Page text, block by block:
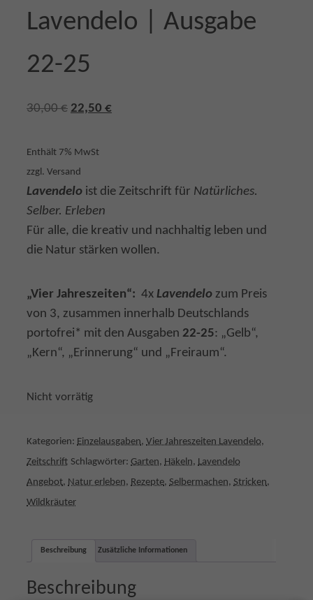
Lavendelo | Ausgabe
22-25
30,00€ U
s
r
ü
n
g
r
r
i
s
w
a
,
22,50 €
e
l
e
:
2
2
.
Enthält 7% MwSt
zzgl. Versand
Lavendelo ist die Zeitschrift für Natürliches.
Selber. Erleben
Für alle, die kreativ und nachhaltig leben und
die Natur stärken wollen.
„Vier Jahreszeiten“: 4x Lavendelo zum Preis
von 3, zusammen innerhalb Deutschlands
portofrei* mit den Ausgaben 22-25: „Gelb“,
„Kern“, „Erinnerung“ und „Freiraum“.
Nicht vorrätig
Kategorien: Einzelausgaben, Vier Jahreszeiten Lavendelo,
Zeitschrift Schlagwörter: Garten, Häkeln, Lavendelo
Angebot, Natur erleben, Rezepte, Selbermachen, Stricken,
Wildkräuter
Beschreibung Zusätzliche Informationen
Beschreibung